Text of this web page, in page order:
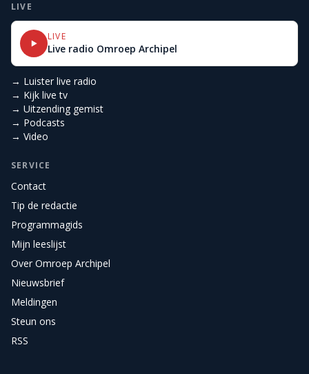
LIVE
LIVE
Live radio Omroep Archipel
→ Luister live radio
→ Kijk live tv
→ Uitzending gemist
→ Podcasts
→ Video
SERVICE
Contact
Tip de redactie
Programmagids
Mijn leeslijst
Over Omroep Archipel
Nieuwsbrief
Meldingen
Steun ons
RSS